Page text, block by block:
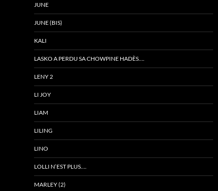
JUNE
JUNE (BIS)
KALI
LASKO A PERDU SA CHOWPINE HADÈS….
LENY 2
LI JOY
LIAM
LILING
LINO
LOLLI N’EST PLUS….
MARLEY (2)